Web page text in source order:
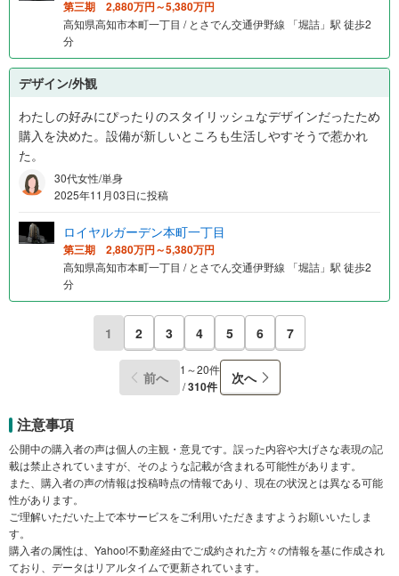
第三期 2,880万円～5,380万円
高知県高知市本町一丁目 / とさでん交通伊野線 「堀詰」駅 徒歩2
分
デザイン/外観
わたしの好みにぴったりのスタイリッシュなデザインだったため
購入を決めた。設備が新しいところも生活しやすそうで惹かれ
た。
30代女性/単身
2025年11月03日に投稿
ロイヤルガーデン本町一丁目
第三期 2,880万円～5,380万円
高知県高知市本町一丁目 / とさでん交通伊野線 「堀詰」駅 徒歩2
分
1 2 3 4 5 6 7
前へ
1～20件
/310件 次へ
注意事項
公開中の購入者の声は個人の主観・意見です。誤った内容や大げさな表現の記
載は禁止されていますが、そのような記載が含まれる可能性があります。
また、購入者の声の情報は投稿時点の情報であり、現在の状況とは異なる可能
性があります。
ご理解いただいた上で本サービスをご利用いただきますようお願いいたしま
す。
購入者の属性は、Yahoo!不動産経由でご成約された方々の情報を基に作成され
ており、データはリアルタイムで更新されています。